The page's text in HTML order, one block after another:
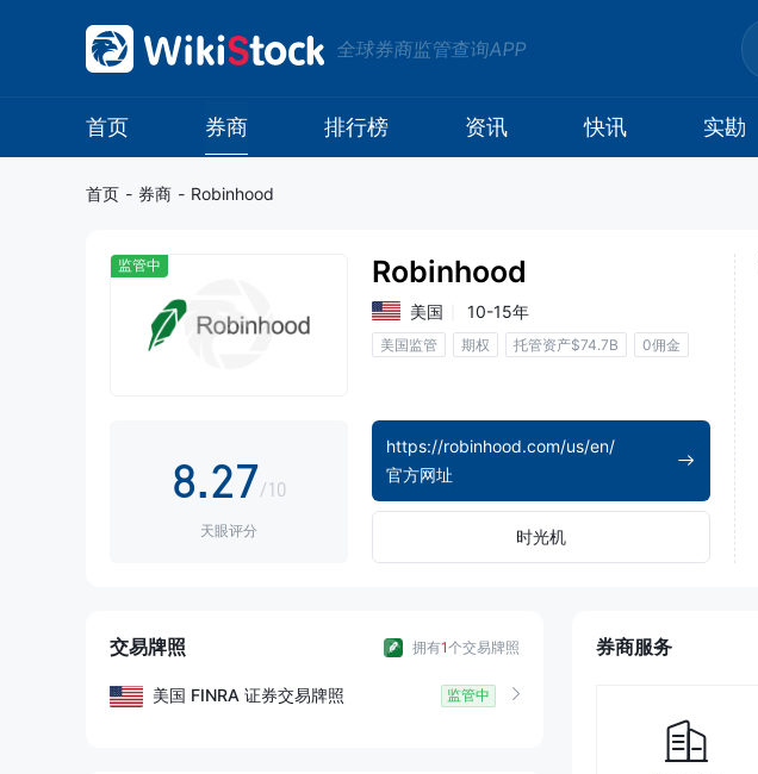
全球券商监管查询APP
首页 券商 排行榜 资讯 快讯 实勘
首页 - 券商 - Robinhood
监管中
0
1
3
5
8.2
3
6
0
1
2
4
7
8
/10
天眼评分
Robinhood
美国 10-15年
美国监管 期权 托管资产$74.7B 0佣金
https://robinhood.com/us/en/
官方网址
时光机
交易牌照 拥有1个交易牌照
美国 FINRA 证券交易牌照 监管中
券商服务